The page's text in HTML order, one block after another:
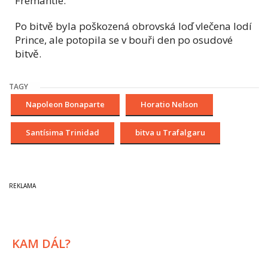
Po bitvě byla poškozená obrovská loď vlečena lodí
Prince, ale potopila se v bouři den po osudové
bitvě.
TAGY
Napoleon Bonaparte Horatio Nelson
Santísima Trinidad bitva u Trafalgaru
KAM DÁL?